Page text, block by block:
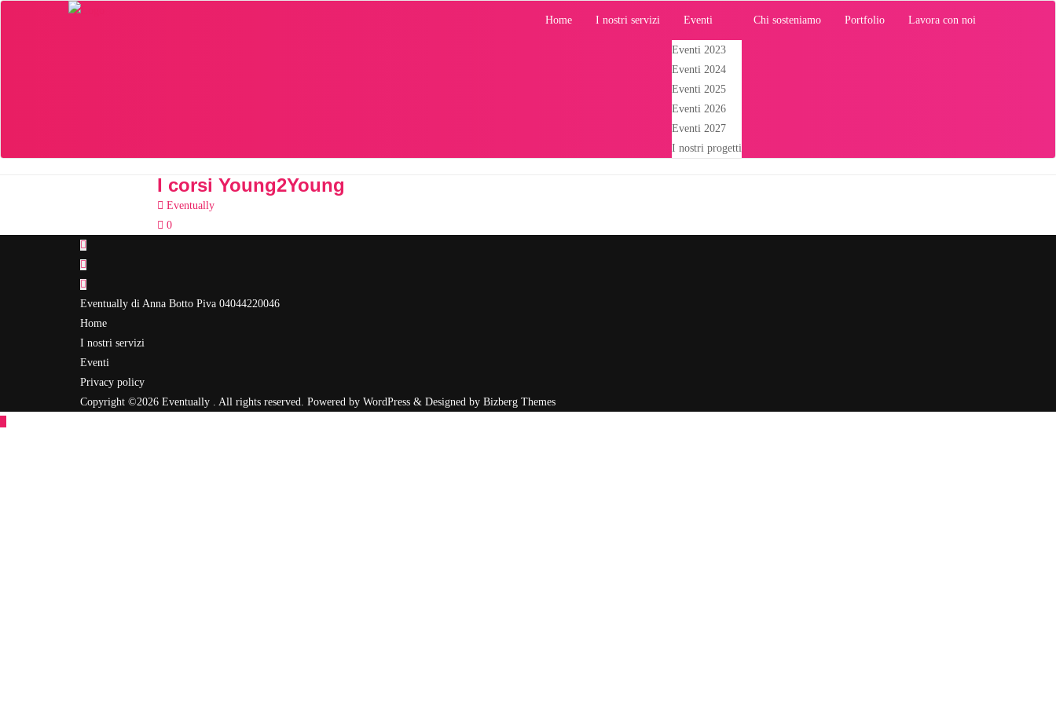
Home I nostri servizi Eventi
Eventi 2023
Eventi 2024
Eventi 2025
Eventi 2026
Eventi 2027
I nostri progetti
Chi sosteniamo Portfolio Lavora con noi
I corsi Young2Young
Eventually
0
Eventually di Anna Botto Piva 04044220046
Home
I nostri servizi
Eventi
Privacy policy
Copyright ©2026 Eventually . All rights reserved. Powered by WordPress & Designed by Bizberg Themes